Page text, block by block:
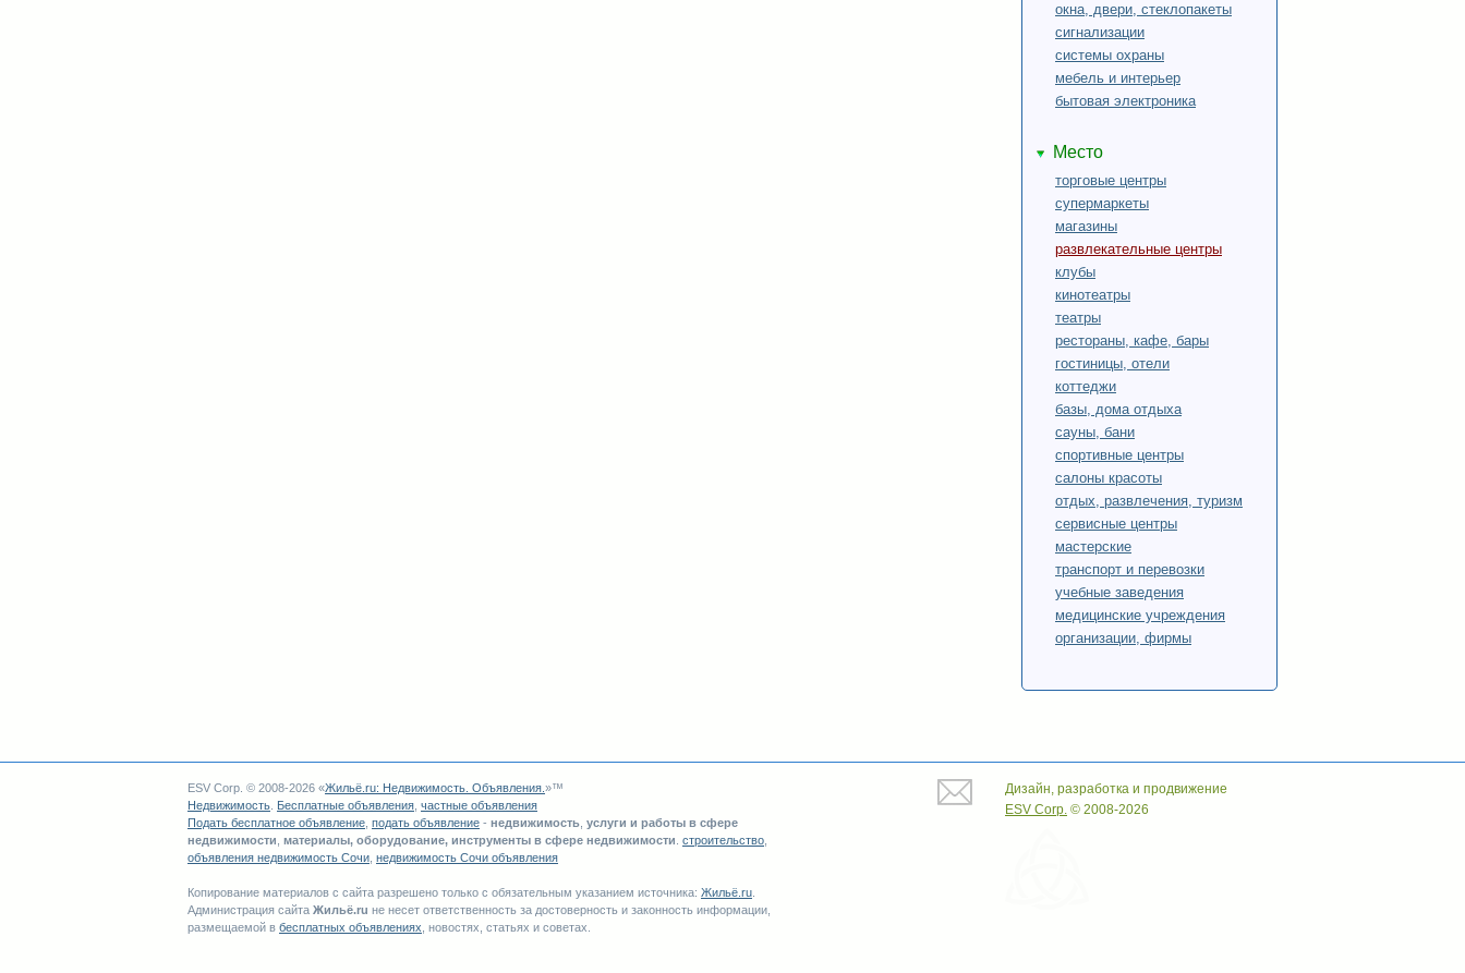
окна, двери, стеклопакеты
сигнализации
системы охраны
мебель и интерьер
бытовая электроника
Место
торговые центры
супермаркеты
магазины
развлекательные центры
клубы
кинотеатры
театры
рестораны, кафе, бары
гостиницы, отели
коттеджи
базы, дома отдыха
сауны, бани
спортивные центры
салоны красоты
отдых, развлечения, туризм
сервисные центры
мастерские
транспорт и перевозки
учебные заведения
медицинские учреждения
организации, фирмы
ESV Corp. © 2008-2026 «Жильё.ru: Недвижимость Объявления »™
Недвижимость Бесплатные объявления частные объявления
Подать бесплатное объявление подать объявление - недвижимость услуги и работы в сфере
недвижимости материалы, оборудование, инструменты в сфере недвижимости строительство
объявления недвижимость Сочи недвижимость Сочи объявления
Копирование материалов с сайта разрешено только с обязательным указанием источника: Жильё.ru
Администрация сайта Жильё.ru не несет ответственность за достоверность и законность информации,
размещаемой в бесплатных объявлениях , новостях, статьях и советах.
Дизайн, разработка и продвижение
ESV Corp. © 2008-2026